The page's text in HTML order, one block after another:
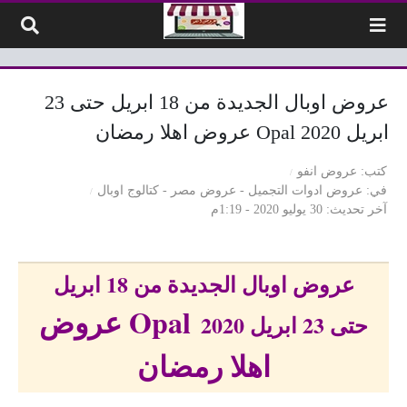
عروض اوبال الجديدة من 18 ابريل حتى 23
ابريل 2020 Opal عروض اهلا رمضان
كتب
عروض انفو
في
عروض ادوات التجميل - عروض مصر - كتالوج اوبال
آخر تحديث 30 يوليو 2020 - 1:19م
عروض اوبال الجديدة من 18 ابريل
حتى 23 ابريل 2020
Opal عروض
اهلا رمضان